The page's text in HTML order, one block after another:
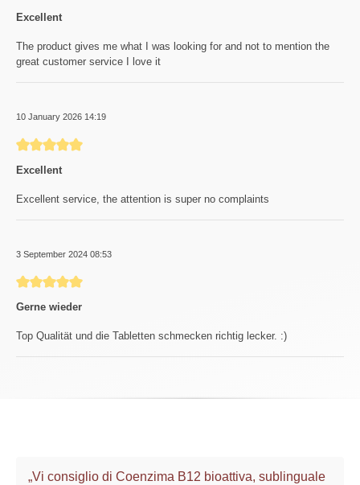
Excellent
The product gives me what I was looking for and not to mention the
great customer service I love it
10 January 2026 14:19
Review with rating of 5 out of 5 stars
Excellent
Excellent service, the attention is super no complaints
3 September 2024 08:53
Review with rating of 5 out of 5 stars
Gerne wieder
Top Qualität und die Tabletten schmecken richtig lecker. :)
„Vi consiglio di Coenzima B12 bioattiva, sublinguale